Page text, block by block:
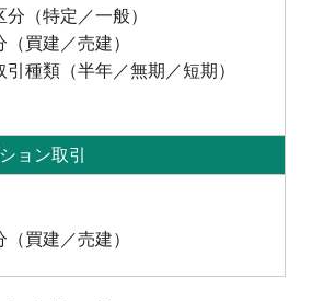
分（特定／一般）
（買建／売建）
引種類（半年／無期／短期）
ョン取引
（買建／売建）